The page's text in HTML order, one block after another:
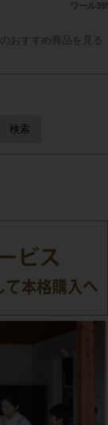
ワール
おすすめ商品を見る
検索